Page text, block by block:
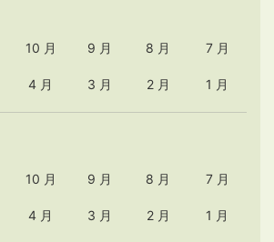
10 月 9 月 8 月 7 月
4 月 3 月 2 月 1 月
10 月 9 月 8 月 7 月
4 月 3 月 2 月 1 月